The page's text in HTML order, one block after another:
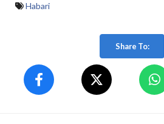
Habari
Share To: